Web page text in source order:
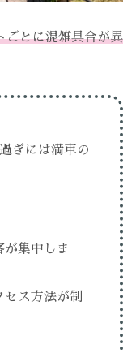
ごとに混雑具合が異
ぎには満車の
集中しま
ス方法が制